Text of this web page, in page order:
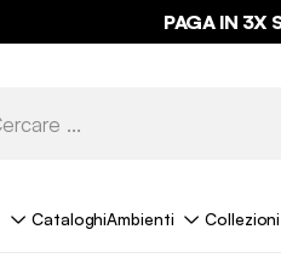
PAGA IN 3X
CataloghiAmbienti Collezioni